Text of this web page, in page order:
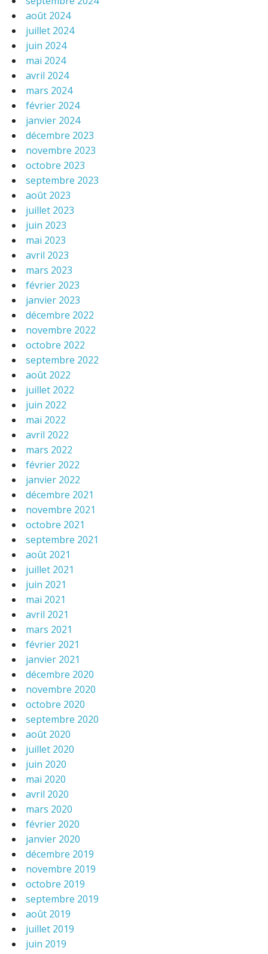
août 2024
juillet 2024
juin 2024
mai 2024
avril 2024
mars 2024
février 2024
janvier 2024
décembre 2023
novembre 2023
octobre 2023
septembre 2023
août 2023
juillet 2023
juin 2023
mai 2023
avril 2023
mars 2023
février 2023
janvier 2023
décembre 2022
novembre 2022
octobre 2022
septembre 2022
août 2022
juillet 2022
juin 2022
mai 2022
avril 2022
mars 2022
février 2022
janvier 2022
décembre 2021
novembre 2021
octobre 2021
septembre 2021
août 2021
juillet 2021
juin 2021
mai 2021
avril 2021
mars 2021
février 2021
janvier 2021
décembre 2020
novembre 2020
octobre 2020
septembre 2020
août 2020
juillet 2020
juin 2020
mai 2020
avril 2020
mars 2020
février 2020
janvier 2020
décembre 2019
novembre 2019
octobre 2019
septembre 2019
août 2019
juillet 2019
juin 2019